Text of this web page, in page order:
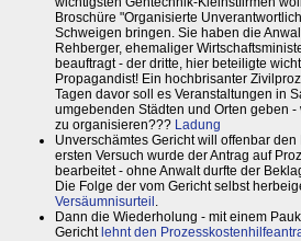
Broschüre "Organisierte
Schweigen bringen. Sie haben die
Rehberger, ehemaliger
beauftragt - der dritte, hier beteiligte
Propagandist! Ein hochbrisanter
Tagen davor soll es Veranstaltungen in
umgebenden Städten und Orten geben
zu organisieren??? Ladung
Unverschämtes Gericht will offenbar
ersten Versuch wurde der Antrag auf
bearbeitet - ohne Anwalt durfte der
Die Folge der vom Gericht selbst
Versäumnisurteil .
Dann die Wiederholung - mit einem
Gericht lehnt den